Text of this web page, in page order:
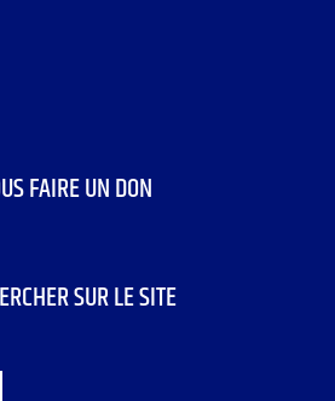
FAIRE UN DON
SUR LE SITE